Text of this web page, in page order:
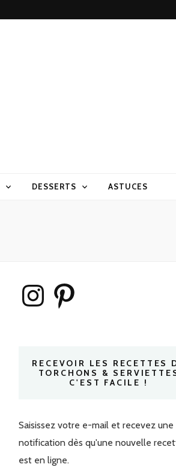
DESSERTS ASTUCES
InstagramPinterest
RECEVOIR LES RECETTES
TORCHONS &
C'EST FACILE !
Saisissez votre e-mail et recevez une
notification dès qu'une nouvelle
est en ligne.